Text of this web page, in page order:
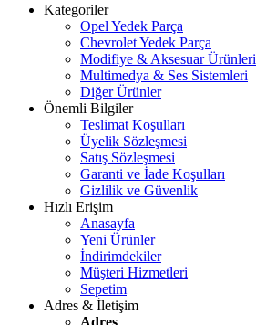
Kategoriler
Opel Yedek Parça
Chevrolet Yedek Parça
Modifiye & Aksesuar Ürünleri
Multimedya & Ses Sistemleri
Diğer Ürünler
Önemli Bilgiler
Teslimat Koşulları
Üyelik Sözleşmesi
Satış Sözleşmesi
Garanti ve İade Koşulları
Gizlilik ve Güvenlik
Hızlı Erişim
Anasayfa
Yeni Ürünler
İndirimdekiler
Müşteri Hizmetleri
Sepetim
Adres & İletişim
Adres